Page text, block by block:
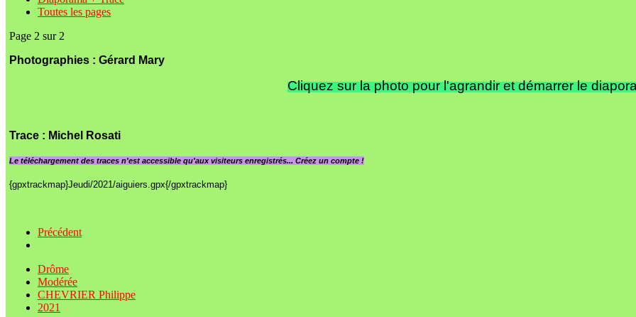
Toutes les pages
Page 2 sur 2
Photographies : Gérard Mary
Cliquez sur la photo pour l'agrandir et démarrer le
Trace : Michel Rosati
Le téléchargement des traces n'est accessible qu'aux visiteurs enregistrés... Créez un compte !
{gpxtrackmap}Jeudi/2021/aiguiers.gpx{/gpxtrackmap}
Précédent
Drôme
Modérée
CHEVRIER Philippe
2021